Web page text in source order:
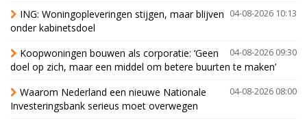
04-08-2026 10:13
ING: Woningopleveringen stijgen, maar blijven
onder kabinetsdoel
04-08-2026 09:30
Koopwoningen bouwen als corporatie: ‘Geen
doel op zich, maar een middel om betere buurten te maken’
04-08-2026 08:00
Waarom Nederland een nieuwe Nationale
Investeringsbank serieus moet overwegen